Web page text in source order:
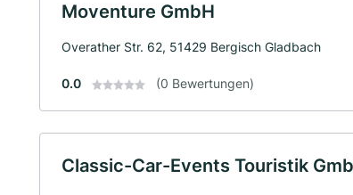
Moventure GmbH
Overather Str. 62, 51429 Bergisch Gladbach
0.0 (0 Bewertungen)
Classic-Car-Events Touristik